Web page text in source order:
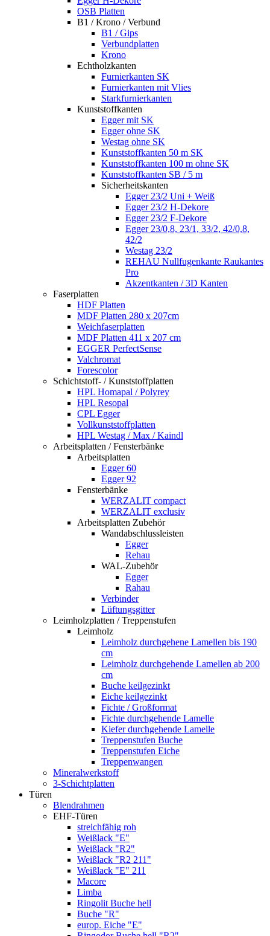
OSB Platten
B1 / Krono / Verbund
B1 / Gips
Verbundplatten
Krono
Echtholzkanten
Furnierkanten SK
Furnierkanten mit Vlies
Starkfurnierkanten
Kunststoffkanten
Egger mit SK
Egger ohne SK
Westag ohne SK
Kunststoffkanten 50 m SK
Kunststoffkanten 100 m ohne SK
Kunststoffkanten SB / 5 m
Sicherheitskanten
Egger 23/2 Uni + Weiß
Egger 23/2 H-Dekore
Egger 23/2 F-Dekore
Egger 23/0,8, 23/1, 33/2, 42/0,8,
42/2
Westag 23/2
REHAU Nullfugenkante Raukantes
Pro
Akzentkanten / 3D Kanten
Faserplatten
HDF Platten
MDF Platten 280 x 207cm
Weichfaserplatten
MDF Platten 411 x 207 cm
EGGER PerfectSense
Valchromat
Forescolor
Schichtstoff- / Kunststoffplatten
HPL Homapal / Polyrey
HPL Resopal
CPL Egger
Vollkunststoffplatten
HPL Westag / Max / Kaindl
Arbeitsplatten / Fensterbänke
Arbeitsplatten
Egger 60
Egger 92
Fensterbänke
WERZALIT compact
WERZALIT exclusiv
Arbeitsplatten Zubehör
Wandabschlussleisten
Egger
Rehau
WAL-Zubehör
Egger
Rahau
Verbinder
Lüftungsgitter
Leimholzplatten / Treppenstufen
Leimholz
Leimholz durchgehene Lamellen bis 190
cm
Leimholz durchgehende Lamellen ab 200
cm
Buche keilgezinkt
Eiche keilgezinkt
Fichte / Großformat
Fichte durchgehende Lamelle
Kiefer durchgehende Lamelle
Treppenstufen Buche
Treppenstufen Eiche
Treppenwangen
Mineralwerkstoff
3-Schichtplatten
Türen
Blendrahmen
EHF-Türen
streichfähig roh
Weißlack "E"
Weißlack "R2"
Weißlack "R2 211"
Weißlack "E" 211
Macore
Limba
Ringolit Buche hell
Buche "R"
europ. Eiche "E"